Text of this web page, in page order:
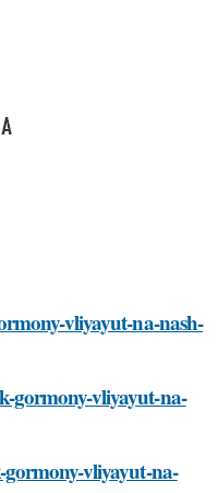
vliyayut-na-nash-
gormony-vliyayut-na-
vliyayut-na-